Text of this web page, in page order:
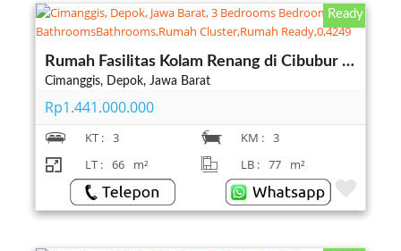
Ready
Rumah Fasilitas Kolam Renang di Cibubur Depok
Cimanggis, Depok, Jawa Barat
Rp1.441.000.000
KT : 3 KM : 3
LT : 66 m² LB : 77 m²